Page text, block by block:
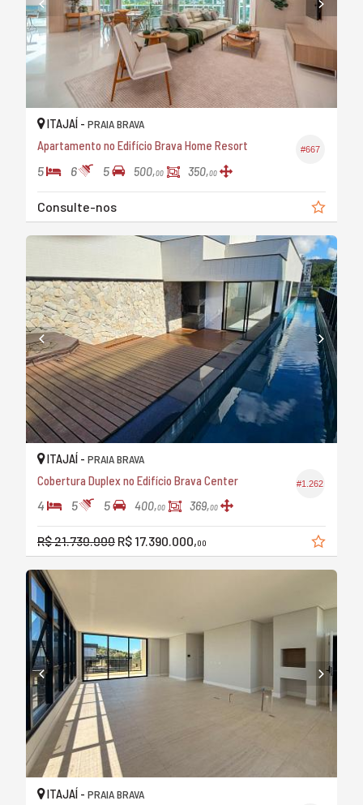
#667
ITAJAÍ - PRAIA BRAVA
Apartamento no Edifício Brava Home Resort
5 6 5 500,00 350,00
Consulte-nos
#1.262
ITAJAÍ - PRAIA BRAVA
Cobertura Duplex no Edifício Brava Center
4 5 5 400,00 369,00
R$ 21.730.000 R$ 17.390.000,00
ITAJAÍ - PRAIA BRAVA